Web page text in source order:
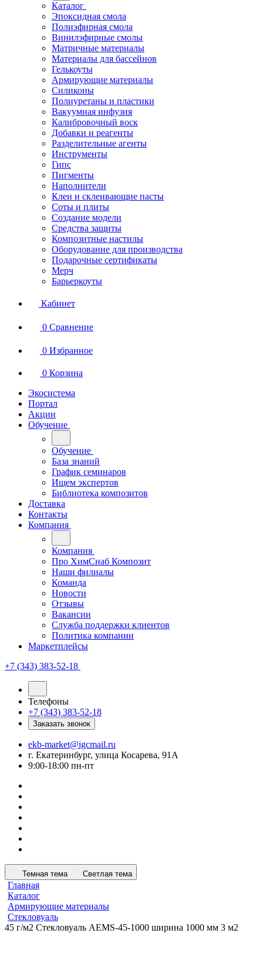
Каталог
Эпоксидная смола
Полиэфирная смола
Винилэфирные смолы
Матричные материалы
Материалы для бассейнов
Гелькоуты
Армирующие материалы
Силиконы
Полиуретаны и пластики
Вакуумная инфузия
Калибровочный воск
Добавки и реагенты
Разделительные агенты
Инструменты
Гипс
Пигменты
Наполнители
Клеи и склеивающие пасты
Соты и плиты
Создание модели
Средства защиты
Композитные настилы
Оборудование для производства
Подарочные сертификаты
Мерч
Барьеркоуты
Кабинет
0 Сравнение
0 Избранное
0 Корзина
Экосистема
Портал
Акции
Обучение
Обучение
База знаний
График семинаров
Ищем экспертов
Библиотека композитов
Доставка
Контакты
Компания
Компания
Про ХимСнаб Композит
Наши филиалы
Команда
Новости
Отзывы
Вакансии
Служба поддержки клиентов
Политика компании
Маркетплейсы
+7 (343) 383-52-18
Телефоны
+7 (343) 383-52-18
Заказать звонок
ekb-market@igcmail.ru
г. Екатеринбург, улица Косарева, 91А
9:00-18:00 пн-пт
Темная тема Светлая тема
Главная
Каталог
Армирующие материалы
Стекловуаль
45 г/м2 Стекловуаль AEMS-45-1000 ширина 1000 мм 3 м2